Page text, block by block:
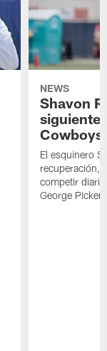
NEWS
Shavon
siguiente
Cowboys
El esquinero
recuperación,
competir
George